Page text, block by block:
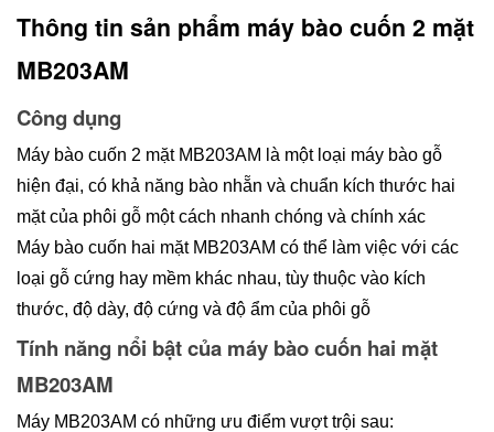
Thông tin sản phẩm máy bào cuốn 2 mặt
MB203AM
Công dụng
Máy bào cuốn 2 mặt MB203AM là một loại máy bào gỗ
hiện đại, có khả năng bào nhẵn và chuẩn kích thước hai
mặt của phôi gỗ một cách nhanh chóng và chính xác
Máy bào cuốn hai mặt MB203AM có thể làm việc với các
loại gỗ cứng hay mềm khác nhau, tùy thuộc vào kích
thước, độ dày, độ cứng và độ ẩm của phôi gỗ
Tính năng nổi bật của máy bào cuốn hai mặt
MB203AM
Máy MB203AM có những ưu điểm vượt trội sau: